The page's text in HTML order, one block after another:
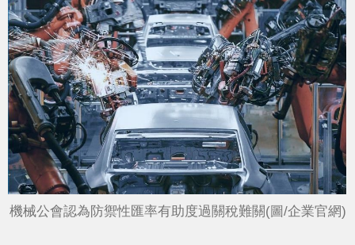
機械公會認為防禦性匯率有助度過關稅難關(圖/企業官網)